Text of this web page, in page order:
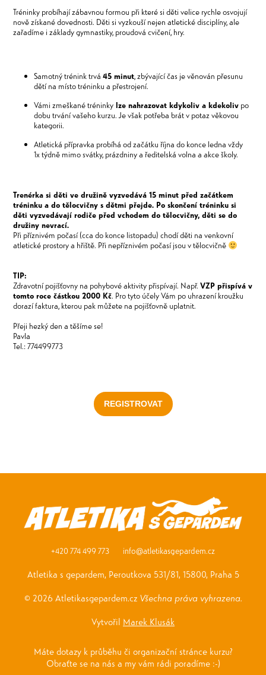
Tréninky probíhají zábavnou formou při které si děti velice rychle osvojují
nově získané dovednosti. Děti si vyzkouší nejen atletické disciplíny, ale
zařadíme i základy gymnastiky, proudová cvičení, hry.
Samotný trénink trvá45 minut, zbývající čas je věnován přesunu
dětí na místo tréninku a přestrojení.
Vámi zmeškané tréninky lze nahrazovat kdykoliv a kdekoliv po
dobu trvání vašeho kurzu. Je však potřeba brát v potaz věkovou
kategorii.
Atletická přípravka probíhá od začátku října do konce ledna vždy
1x týdně mimo svátky, prázdniny a ředitelská volna a akce školy.
Trenérka si děti ve družině vyzvedává 15 minut před začátkem
tréninku a do tělocvičny s dětmi přejde. Po skončení tréninku si
děti vyzvedávají rodiče před vchodem do tělocvičny, děti se do
družiny nevrací.
Při příznivém počasí (cca do konce listopadu) chodí děti na venkovní
atletické prostory a hřiště. Při nepříznivém počasí jsou v tělocvičně
TIP:
Zdravotní pojišťovny na pohybové aktivity přispívají. Např.VZP přispívá v
tomto roce částkou 2000 Kč. Pro tyto účely Vám po uhrazení kroužku
dorazí faktura, kterou pak můžete na pojišťovně uplatnit.
Přeji hezký den a těšíme se!
Pavla
Tel.: 774499773
REGISTROVAT
+420 774 499 773 info@atletikasgepardem.cz
Atletika s gepardem, Peroutkova 531/81, 15800, Praha 5
© 2026 Atletikasgepardem.cz Všechna práva vyhrazena.
Vytvořil Marek Klusák
Máte dotazy k průběhu či organizační stránce kurzu?
Obraťte se na nás a my vám rádi poradíme :-)